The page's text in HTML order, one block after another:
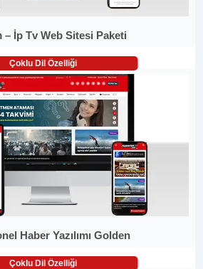
– İp Tv Web Sitesi Paketi
Çoklu Dil Özelliği
Haber Yazılımı Golden
Çoklu Dil Özelliği